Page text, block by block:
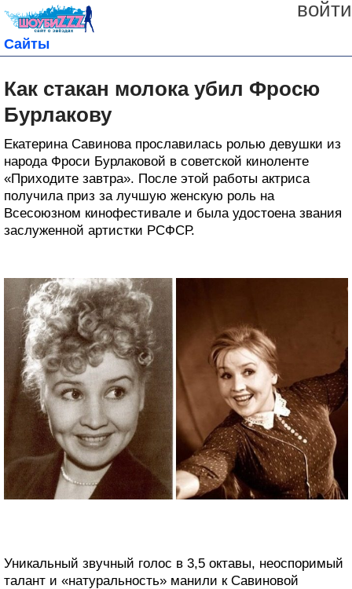
войти
Сайты
Как стакан молока убил Фросю
Бурлакову
Екатерина Савинова прославилась ролью девушки из
народа Фроси Бурлаковой в советской киноленте
«Приходите завтра». После этой работы актриса
получила приз за лучшую женскую роль на
Всесоюзном кинофестивале и была удостоена звания
заслуженной артистки РСФСР.
Уникальный звучный голос в 3,5 октавы, неоспоримый
талант и «натуральность» манили к Савиновой